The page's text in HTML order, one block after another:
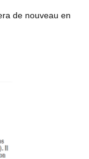
de nouveau en